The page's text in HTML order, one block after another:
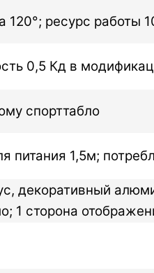
120°; ресурс работы
0,5 Кд в
спорттабло
питания 1,5м;
декоративный
1 сторона